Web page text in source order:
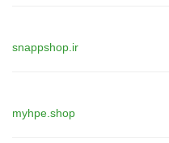
snappshop.ir
myhpe.shop